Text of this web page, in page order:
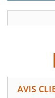
AVIS